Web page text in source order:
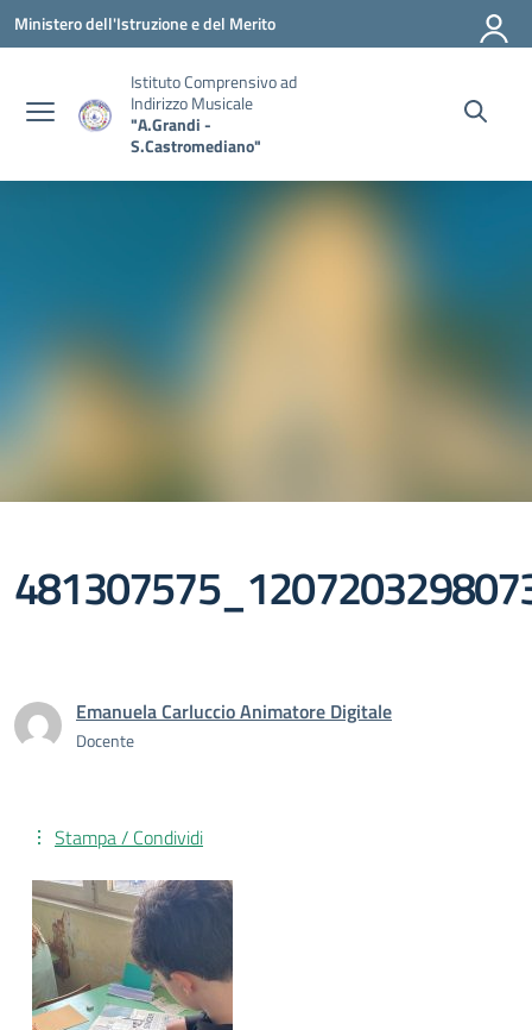
Vai ai contenuti
Vai al menu di navigazione
Vai al footer
Ministero dell'Istruzione e del Merito
Istituto Comprensivo ad
Indirizzo Musicale
"A.Grandi -
S.Castromediano"
Emanuela Carluccio Animatore Digitale
Docente
Stampa / Condividi